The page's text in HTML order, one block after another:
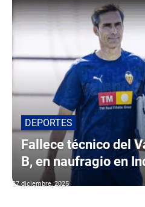
DEPORTES
Fallece técnico del
B, en naufragio en
27 diciembre, 2025